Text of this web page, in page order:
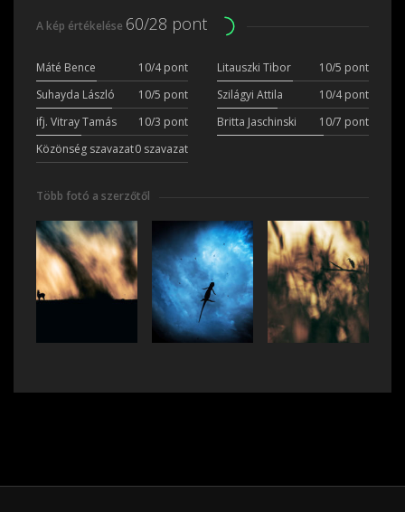
A kép értékelése 60/28 pont
Máté Bence 10/4 pont Litauszki Tibor
10/5 pont
Suhayda László
10/5 pont Szilágyi Attila
10/4 pont
ifj. Vitray Tamás
10/3 pont Britta Jaschinski
10/7 pont
Közönség szavazat0 szavazat
Több fotó a szerzőtől